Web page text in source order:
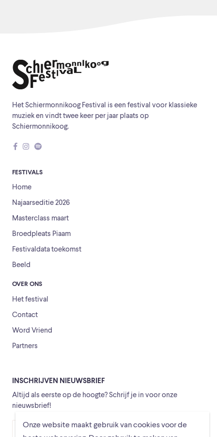
Onze website maakt gebruik van cookies voor de
Het Schiermonnikoog Festival is een festival voor klassieke
muziek en vindt twee keer per jaar plaats op
Schiermonnikoog.
FESTIVALS
Home
Najaarseditie 2026
Masterclass maart
Broedpleats Piaam
Festivaldata toekomst
Beeld
OVER ONS
Het festival
Contact
Word Vriend
Partners
INSCHRIJVEN NIEUWSBRIEF
Altijd als eerste op de hoogte? Schrijf je in voor onze
nieuwsbrief!